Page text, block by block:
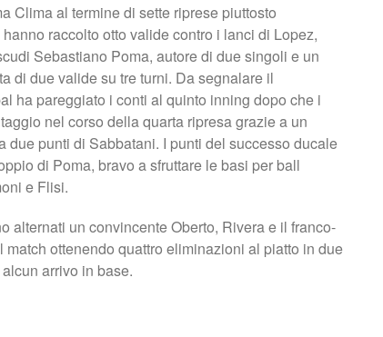
Clima al termine di sette riprese piuttosto
raccolto otto valide contro i lanci di Lopez,
Sebastiano Poma, autore di due singoli e un
di due valide su tre turni. Da segnalare il
ha pareggiato i conti al quinto inning dopo che i
nel corso della quarta ripresa grazie a un
due punti di Sabbatani. I punti del successo ducale
di Poma, bravo a sfruttare le basi per ball
e Flisi.
alternati un convincente Oberto, Rivera e il franco-
ottenendo quattro eliminazioni al piatto in due
arrivo in base.